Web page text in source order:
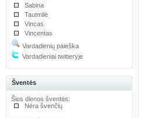
Sabina
Tautmilė
Vincas
Vincentas
Vardadienių paieška
Vardadieniai twitteryje
Šventės
Šios dienos šventės:
Nėra švenčių